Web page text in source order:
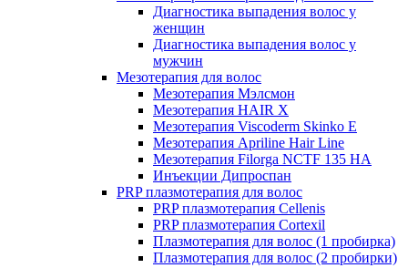
Диагностика выпадения волос у
женщин
Диагностика выпадения волос у
мужчин
Мезотерапия для волос
Мезотерапия Мэлсмон
Мезотерапия HAIR X
Мезотерапия Viscoderm Skinko E
Мезотерапия Apriline Hair Line
Мезотерапия Filorga NCTF 135 HA
Инъекции Дипроспан
PRP плазмотерапия для волос
PRP плазмотерапия Cellenis
PRP плазмотерапия Cortexil
Плазмотерапия для волос (1 пробирка)
Плазмотерапия для волос (2 пробирки)